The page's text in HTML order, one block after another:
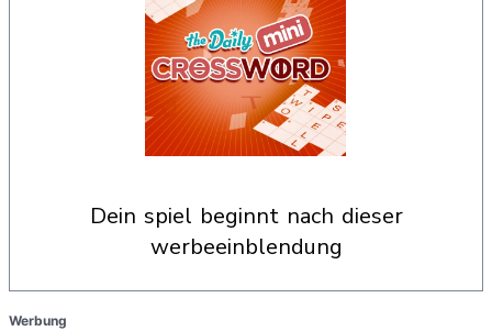
dein spiel beginnt nach dieser
werbeeinblendung
Werbung